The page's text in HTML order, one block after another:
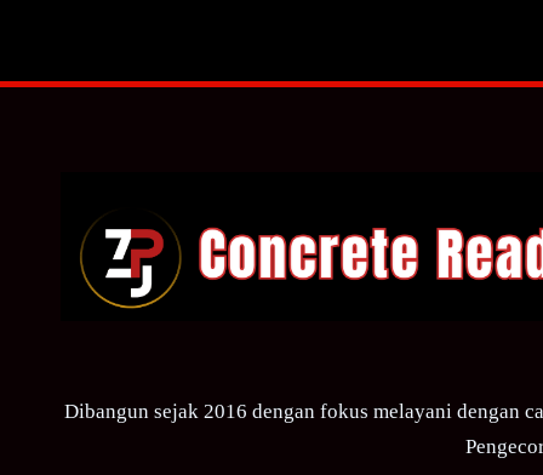
Dibangun sejak 2016 dengan fokus melayani dengan